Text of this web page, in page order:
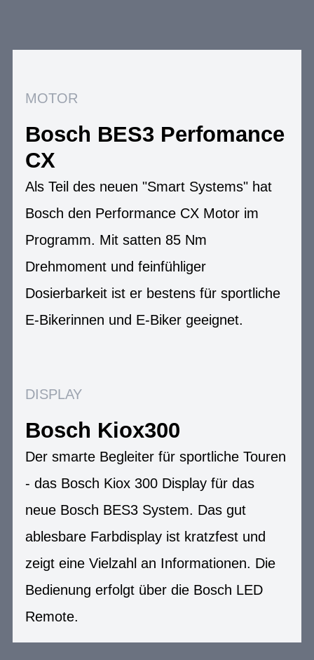
MOTOR
Bosch BES3 Perfomance
CX
Als Teil des neuen "Smart Systems" hat
Bosch den Performance CX Motor im
Programm. Mit satten 85 Nm
Drehmoment und feinfühliger
Dosierbarkeit ist er bestens für sportliche
E-Bikerinnen und E-Biker geeignet.
DISPLAY
Bosch Kiox300
Der smarte Begleiter für sportliche Touren
- das Bosch Kiox 300 Display für das
neue Bosch BES3 System. Das gut
ablesbare Farbdisplay ist kratzfest und
zeigt eine Vielzahl an Informationen. Die
Bedienung erfolgt über die Bosch LED
Remote.